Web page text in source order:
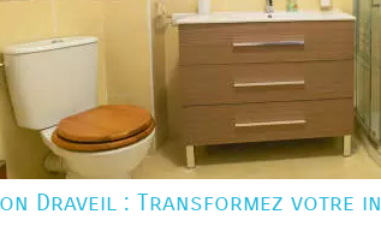
Draveil : Transformez votre